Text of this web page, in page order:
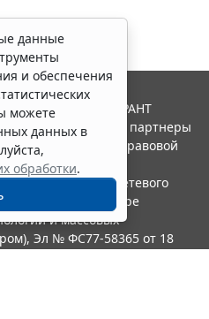
данные
и обеспечения
можете
данных в
обработки.
2026. Система ГАРАНТ
"Гарант" и ее партнеры
ассоциации правовой
в качестве сетевого
по надзору в сфере
и массовых
Эл № ФС77-58365 от 18